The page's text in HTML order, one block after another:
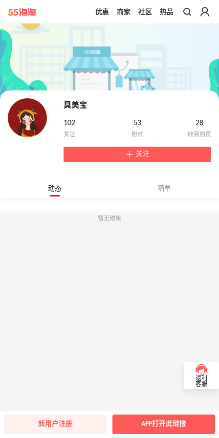
带你去官网买正品
优惠 商家 社区 热品
臭美宝
102 53 28
关注
动态 晒单
暂无结果
返利
客服
新用户注册 APP打开此链接